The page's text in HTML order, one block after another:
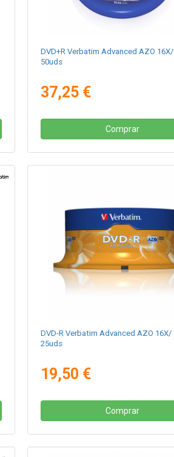
DVD+R Verbatim Advanced AZO
50uds
37,25 €
Comprar
DVD-R Verbatim Advanced AZO 16X/
25uds
19,50 €
Comprar